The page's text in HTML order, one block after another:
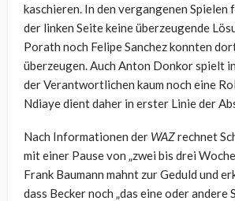
kaschieren. In den vergangenen Spielen
der linken Seite keine überzeugende
Porath noch Felipe Sanchez konnten
überzeugen. Auch Anton Donkor spielt
der Verantwortlichen kaum noch eine
Ndiaye dient daher in erster Linie der
Nach Informationen der WAZrechnet
mit einer Pause von „zwei bis drei
Frank Baumann mahnt zur Geduld und
dass Becker noch „das eine oder andere